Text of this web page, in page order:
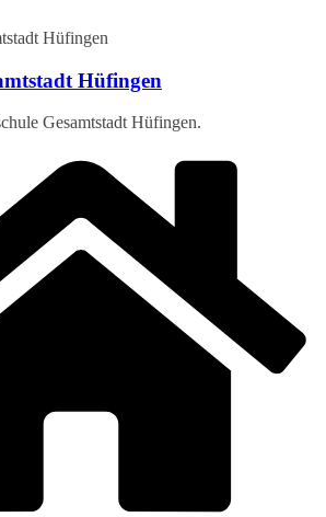
Hüfingen
Gesamtstadt Hüfingen.